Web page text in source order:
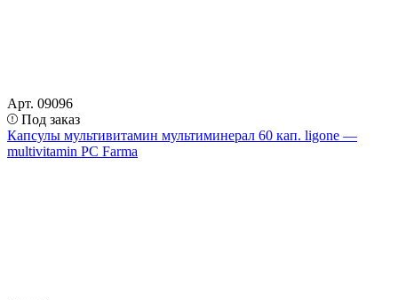
Арт. 09096
Под заказ
Капсулы мультивитамин мультиминерал 60 кап. ligone —
multivitamin PC Farma